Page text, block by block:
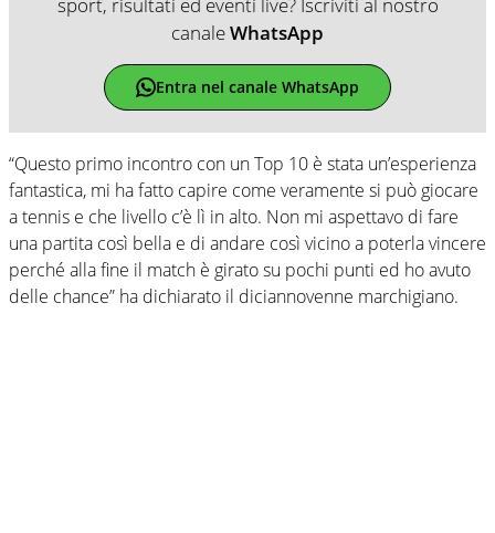
canaleWhatsApp
Entra nel canale WhatsApp
“Questo primo incontro con un Top 10 è stata un’esperienza
fantastica, mi ha fatto capire come veramente si può giocare
a tennis e che livello c’è lì in alto. Non mi aspettavo di fare
una partita così bella e di andare così vicino a poterla vincere
perché alla fine il match è girato su pochi punti ed ho avuto
delle chance” ha dichiarato il diciannovenne marchigiano.